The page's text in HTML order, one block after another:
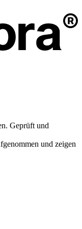
Geprüft und
und zeigen